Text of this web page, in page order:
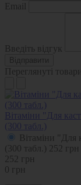
Email
Введіть відгук
Відправити
Переглянуті товари
Вітаміни "Для
(300 табл.)
Вітаміни "Для
(300 табл.) 252
грн
252
грн
0 грн